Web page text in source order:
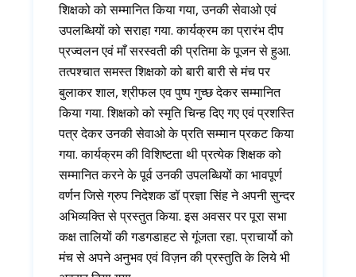
शिक्षको को सम्मानित किया गया, उनकी सेवाओ एवं
उपलब्धियों को सराहा गया. कार्यक्रम का प्रारंभ दीप
प्रज्वलन एवं माँ सरस्वती की प्रतिमा के पूजन से हुआ.
तत्पश्चात समस्त शिक्षको को बारी बारी से मंच पर
बुलाकर शाल, श्रीफल एव पुष्प गुच्छ देकर सम्मानित
किया गया. शिक्षको को स्मृति चिन्ह दिए गए एवं प्रशस्ति
पत्र देकर उनकी सेवाओ के प्रति सम्मान प्रकट किया
गया. कार्यक्रम की विशिष्टता थी प्रत्येक शिक्षक को
सम्मानित करने के पूर्व उनकी उपलब्धियों का भावपूर्ण
वर्णन जिसे ग्रुप निदेशक डॉ प्रज्ञा सिंह ने अपनी सुन्दर
अभिव्यक्ति से प्रस्तुत किया. इस अवसर पर पूरा सभा
कक्ष तालियों की गडगडाहट से गूंजता रहा. प्राचार्यो को
मंच से अपने अनुभव एवं विज़न की प्रस्तुति के लिये भी